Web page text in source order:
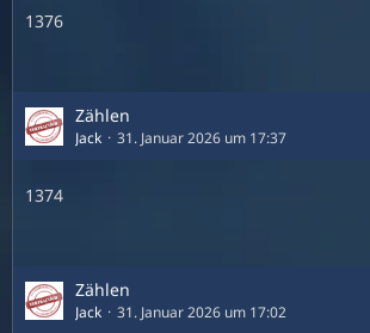
1376
Zählen
Jack 31. Januar 2026 um 17:37
1374
Zählen
Jack 31. Januar 2026 um 17:02